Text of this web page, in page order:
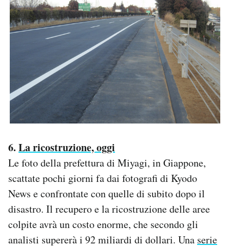
6. La ricostruzione, oggi
Le foto della prefettura di Miyagi, in Giappone,
scattate pochi giorni fa dai fotografi di Kyodo
News e confrontate con quelle di subito dopo il
disastro. Il recupero e la ricostruzione delle aree
colpite avrà un costo enorme, che secondo gli
analisti supererà i 92 miliardi di dollari. Una serie